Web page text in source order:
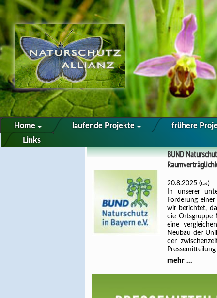
Home laufende Projekte
frühere
Links
BUND
20.8.2025 (ca)
In unserer
Forderung
wir berichtet,
die Ortsgruppe
eine
Neubau der
der
mehr ...